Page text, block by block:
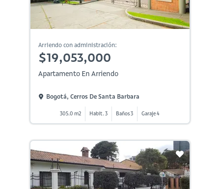
Arriendo con administración:
$19,053,000
Apartamento En Arriendo
Bogotá, Cerros De Santa Barbara
305.0 m2 Habit. 3 Baños 3 Garaje 4